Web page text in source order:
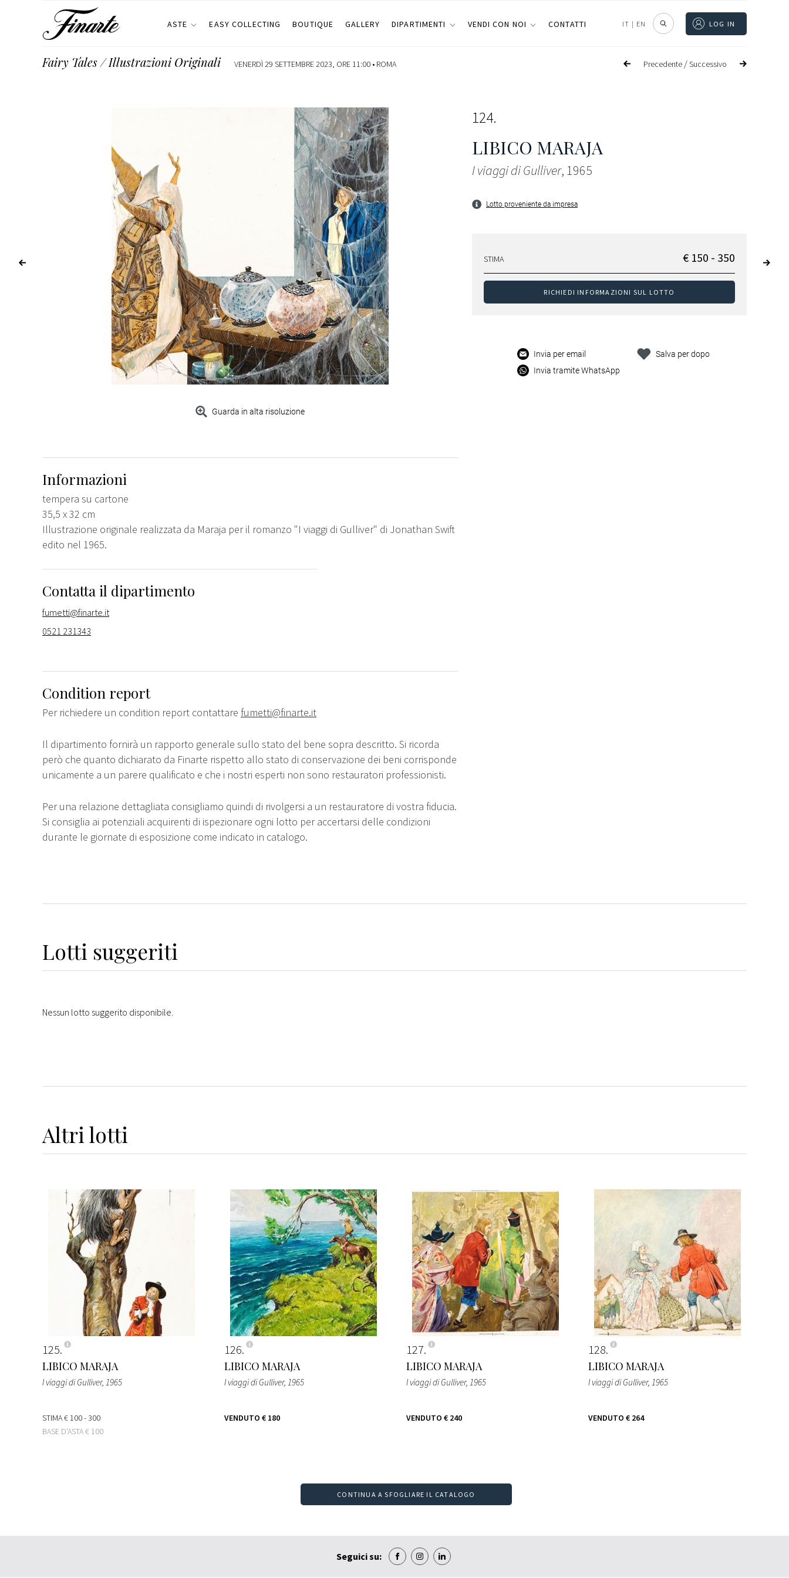
ASTE EASY COLLECTING BOUTIQUE GALLERY DIPARTIMENTI VENDI CON NOI CONTATTI IT | EN LOG IN
Precedente /Successivo
Fairy Tales / Illustrazioni Originali VENERDÌ 29 SETTEMBRE 2023, ORE 11:00 • ROMA
Guarda in alta risoluzione
124
LIBICO MARAJA
I viaggi di Gulliver, 1965
Lotto proveniente da impresa
STIMA € 150 - 350
RICHIEDI INFORMAZIONI SUL LOTTO
Invia per email
Invia tramite WhatsApp
Salva per dopo
Informazioni
tempera su cartone
35,5 x 32 cm
Illustrazione originale realizzata da Maraja per il romanzo "I viaggi di Gulliver" di Jonathan Swift
edito nel 1965.
Contatta il dipartimento
fumetti@finarte.it
0521 231343
Condition report
Per richiedere un condition report contattare fumetti@finarte.it
Il dipartimento fornirà un rapporto generale sullo stato del bene sopra descritto. Si ricorda
però che quanto dichiarato da Finarte rispetto allo stato di conservazione dei beni corrisponde
unicamente a un parere qualificato e che i nostri esperti non sono restauratori professionisti.
Per una relazione dettagliata consigliamo quindi di rivolgersi a un restauratore di vostra fiducia.
Si consiglia ai potenziali acquirenti di ispezionare ogni lotto per accertarsi delle condizioni
durante le giornate di esposizione come indicato in catalogo.
Lotti suggeriti
Nessun lotto suggerito disponibile.
Altri lotti
125
LIBICO MARAJA
I viaggi di Gulliver, 1965
STIMA€ 100 - 300
BASE D'ASTA€ 100
126
LIBICO MARAJA
I viaggi di Gulliver, 1965
VENDUTO € 180
127
LIBICO MARAJA
I viaggi di Gulliver, 1965
VENDUTO € 240
128
LIBICO MARAJA
I viaggi di Gulliver, 1965
VENDUTO € 264
CONTINUA A SFOGLIARE IL CATALOGO
Seguici su: